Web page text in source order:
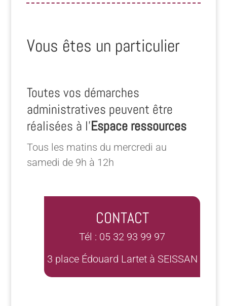
Vous êtes un particulier
Toutes vos démarches
administratives peuvent être
réalisées à l’Espace ressources
Tous les matins du mercredi au
samedi de 9h à 12h
CONTACT
Tél : 05 32 93 99 97
3 place Édouard Lartet à SEISSAN